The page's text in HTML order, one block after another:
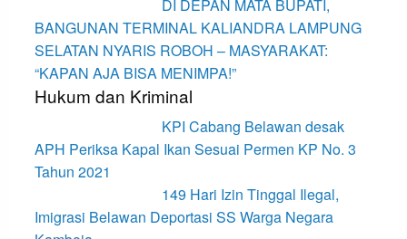
DI DEPAN MATA BUPATI,
BANGUNAN TERMINAL KALIANDRA LAMPUNG
SELATAN NYARIS ROBOH – MASYARAKAT:
“KAPAN AJA BISA MENIMPA!”
Hukum dan Kriminal
KPI Cabang Belawan desak
APH Periksa Kapal Ikan Sesuai Permen KP No. 3
Tahun 2021
149 Hari Izin Tinggal Ilegal,
Imigrasi Belawan Deportasi SS Warga Negara